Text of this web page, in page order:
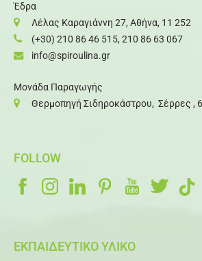
Έδρα
Λέλας Καραγιάννη 27, Αθήνα, 11 252
(+30) 210 86 46 515, 210 86 63 067
info@spiroulina.gr
Μονάδα Παραγωγής
Θερμοπηγή Σιδηροκάστρου, Σέρρες ,
FOLLOW
ΕΚΠΑΙΔΕΥΤΙΚΟ ΥΛΙΚΟ